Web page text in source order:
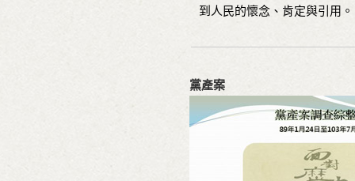
到人民的懷念、肯定與引用。
黨產案